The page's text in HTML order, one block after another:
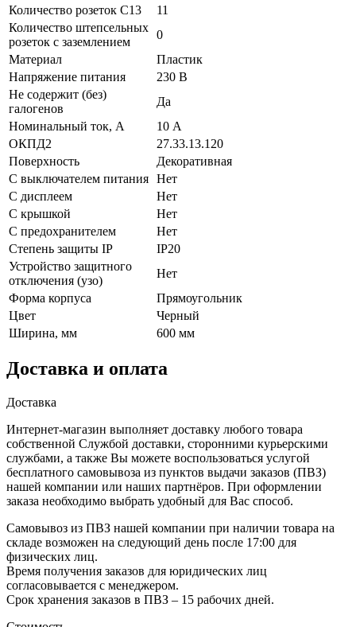
Количество розеток C13
11
Количество штепсельных
розеток с заземлением
0
Материал
Пластик
Напряжение питания
230 В
Не содержит (без)
галогенов
Да
Номинальный ток, А
10 А
ОКПД2
27.33.13.120
Поверхность
Декоративная
С выключателем питания Нет
С дисплеем
Нет
С крышкой
Нет
С предохранителем
Нет
Степень защиты IP
IP20
Устройство защитного
отключения (узо)
Нет
Форма корпуса
Прямоугольник
Цвет
Черный
Ширина, мм
600 мм
Доставка и оплата
Доставка
Интернет-магазин выполняет доставку любого товара
собственной Службой доставки, сторонними курьерскими
службами, а также Вы можете воспользоваться услугой
бесплатного самовывоза из пунктов выдачи заказов (ПВЗ)
нашей компании или наших партнёров. При оформлении
заказа необходимо выбрать удобный для Вас способ.
Самовывоз из ПВЗ нашей компании при наличии товара на
складе возможен на следующий день после 17:00 для
физических лиц.
Время получения заказов для юридических лиц
согласовывается с менеджером.
Срок хранения заказов в ПВЗ – 15 рабочих дней.